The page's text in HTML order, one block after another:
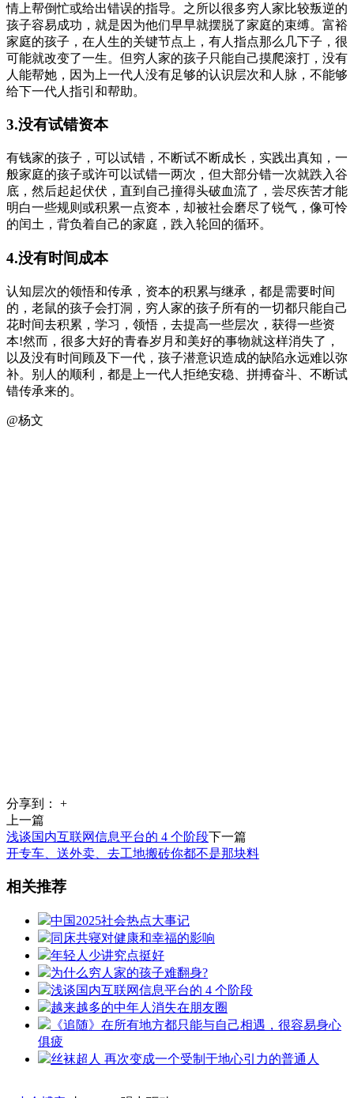
情上帮倒忙或给出错误的指导。之所以很多穷人家比较叛逆的
孩子容易成功，就是因为他们早早就摆脱了家庭的束缚。富裕
家庭的孩子，在人生的关键节点上，有人指点那么几下子，很
可能就改变了一生。但穷人家的孩子只能自己摸爬滚打，没有
人能帮她，因为上一代人没有足够的认识层次和人脉，不能够
给下一代人指引和帮助。
3.没有试错资本
有钱家的孩子，可以试错，不断试不断成长，实践出真知，一
般家庭的孩子或许可以试错一两次，但大部分错一次就跌入谷
底，然后起起伏伏，直到自己撞得头破血流了，尝尽疾苦才能
明白一些规则或积累一点资本，却被社会磨尽了锐气，像可怜
的闰土，背负着自己的家庭，跌入轮回的循环。
4.没有时间成本
认知层次的领悟和传承，资本的积累与继承，都是需要时间
的，老鼠的孩子会打洞，穷人家的孩子所有的一切都只能自己
花时间去积累，学习，领悟，去提高一些层次，获得一些资
本!然而，很多大好的青春岁月和美好的事物就这样消失了，
以及没有时间顾及下一代，孩子潜意识造成的缺陷永远难以弥
补。别人的顺利，都是上一代人拒绝安稳、拼搏奋斗、不断试
错传承来的。
@杨文
分享到：
+
上一篇
浅谈国内互联网信息平台的 4 个阶段下一篇
开专车、送外卖、去工地搬砖你都不是那块料
相关推荐
中国2025社会热点大事记
同床共寝对健康和幸福的影响
年轻人少讲究点挺好
为什么穷人家的孩子难翻身?
浅谈国内互联网信息平台的 4 个阶段
越来越多的中年人消失在朋友圈
《追随》在所有地方都只能与自己相遇，很容易身心
俱疲
丝袜超人 再次变成一个受制于地心引力的普通人